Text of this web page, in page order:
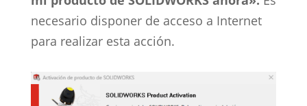
necesario disponer de acceso a Internet
para realizar esta acción.